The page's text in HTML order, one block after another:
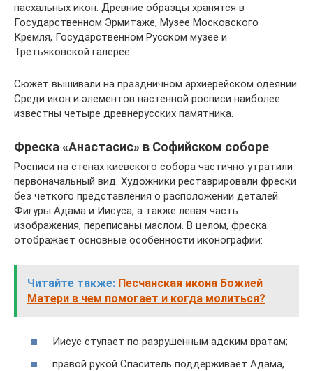
пасхальных икон. Древние образцы хранятся в
Государственном Эрмитаже, Музее Московского
Кремля, Государственном Русском музее и
Третьяковской галерее.
Сюжет вышивали на праздничном архиерейском одеянии.
Среди икон и элементов настенной росписи наиболее
известны четыре древнерусских памятника.
Фреска «Анастасис» в Софийском соборе
Росписи на стенах киевского собора частично утратили
первоначальный вид. Художники реставрировали фрески
без четкого представления о расположении деталей.
Фигуры Адама и Иисуса, а также левая часть
изображения, переписаны маслом. В целом, фреска
отображает основные особенности иконографии:
Читайте также: Песчанская икона Божией
Матери в чем помогает и когда молиться?
Иисус ступает по разрушенным адским вратам;
правой рукой Спаситель поддерживает Адама,